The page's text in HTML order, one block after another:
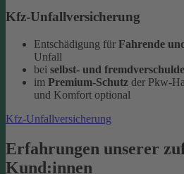
Kfz-Unfallversicherung
Entschädigung für Fahrende
Unfall
bei selbst- und
im Premium-Schutz der Pkw-
und Komfort optional
Kfz-Unfallversicherung
Erfahrungen unserer
Kund:innen